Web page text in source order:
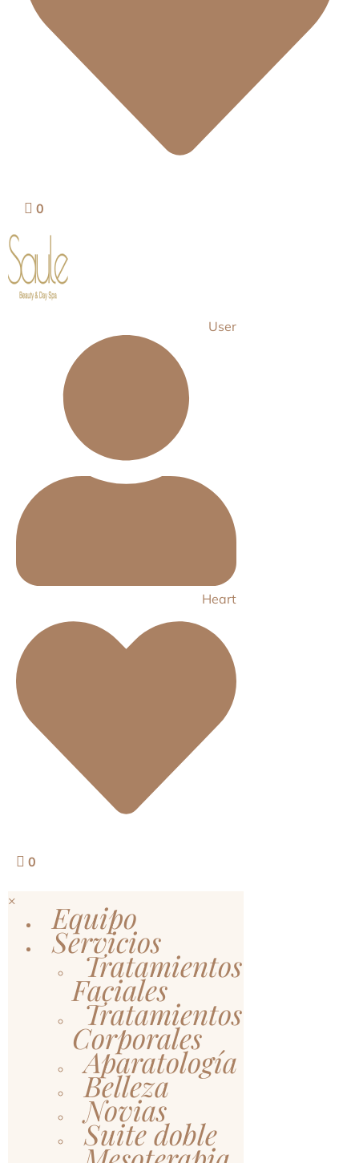
0
User
Heart
0
× Equipo
Servicios
Tratamientos
Faciales
Tratamientos
Corporales
Aparatología
Belleza
Novias
Suite doble